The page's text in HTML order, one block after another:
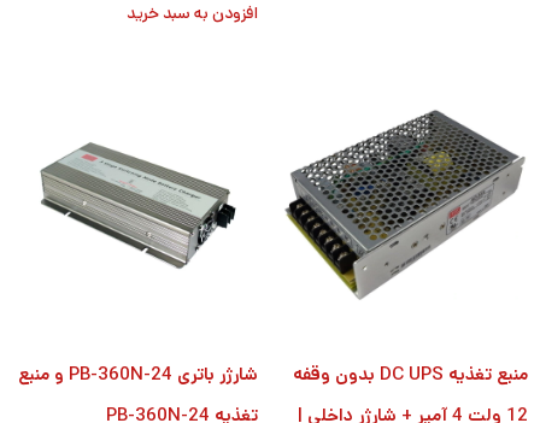
افزودن به سبد خرید
منبع تغذیه DC UPS بدون وقفه
12 ولت 4 آمپر + شارژر داخلی |
شارژر باتری PB-360N-24 و منبع
تغذیه PB-360N-24